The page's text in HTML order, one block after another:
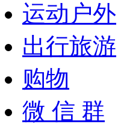
运动户外
出行旅游
购物
微 信 群